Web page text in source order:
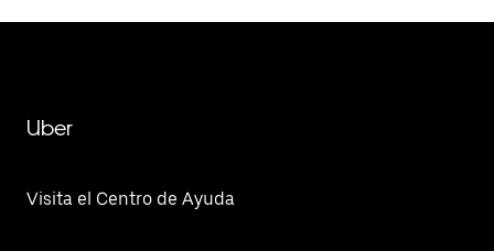
Uber
Visita el Centro de Ayuda